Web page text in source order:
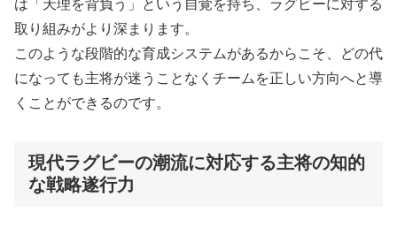
は「天理を背負う」という自覚を持ち、ラグビーに対する
取り組みがより深まります。
このような段階的な育成システムがあるからこそ、どの代
になっても主将が迷うことなくチームを正しい方向へと導
くことができるのです。
現代ラグビーの潮流に対応する主将の知的
な戦略遂行力